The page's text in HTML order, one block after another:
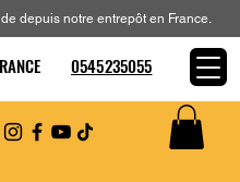
depuis notre entrepôt en France.
0545235055